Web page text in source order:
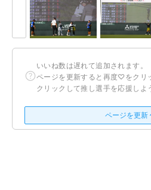
いいね数は遅れて追加されます。
ページを更新すると再度♡をクリ
クリックして推し選手を応援しよ
ページを更新